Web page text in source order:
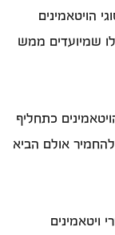
הויטאמינים
שמיועדים ממש
כתחליף
אולם הביא